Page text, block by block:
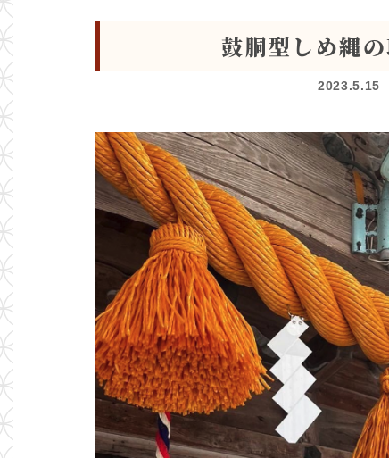
鼓胴型しめ縄
2023.5.15